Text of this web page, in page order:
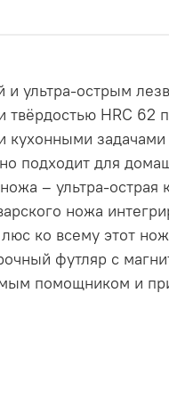
ультра-острым
твёрдостью HRC 62
кухонными задачами
подходит для
– ультра-острая
ножа
ко всему этот
футляр c
помощником и